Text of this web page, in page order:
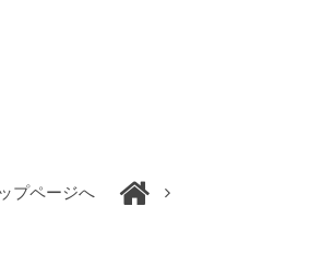
プページへ